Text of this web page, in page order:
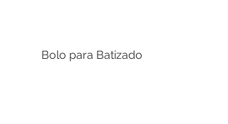
Bolo para Batizado